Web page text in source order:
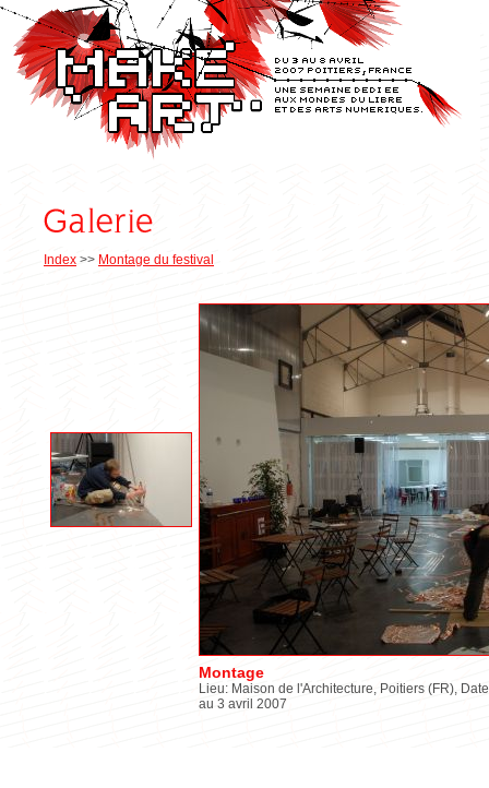
Index >> Montage du festival
Montage
Lieu: Maison de l'Architecture, Poitiers (FR),
au 3 avril 2007